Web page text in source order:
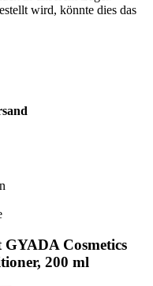
wird, könnte dies das
Cosmetics
200 ml